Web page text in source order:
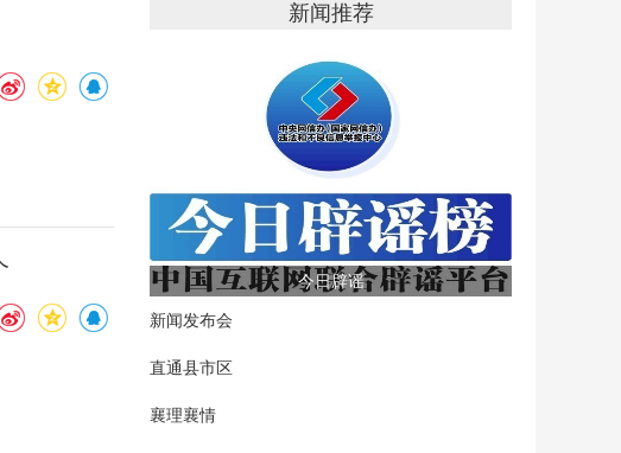
新闻推荐
今日辟谣
新闻发布会
直通县市区
襄理襄情